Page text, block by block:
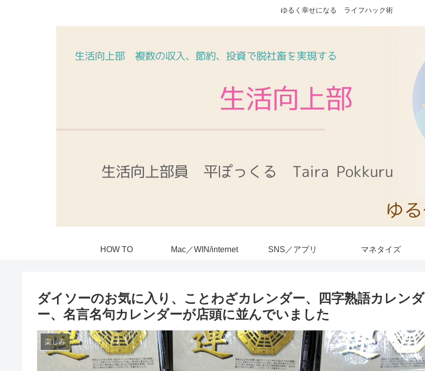
ゆるく幸せになる ライフハック術
HOW TO Mac／WIN/internet SNS／アプリ マネタイズ
ダイソーのお気に入り、ことわざカレンダー、四字熟語カレンダ
ー、名言名句カレンダーが店頭に並んでいました
楽しみ